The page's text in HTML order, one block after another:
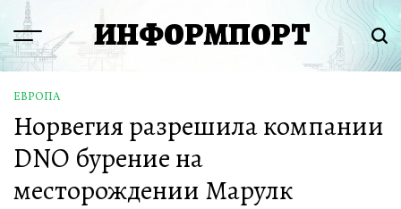
Перейти
содержимому
Menu ИНФОРМПОРТ
ОПУБЛИКОВАНО
В
ЕВРОПА
Норвегия разрешила компании
DNO бурение на
месторождении Марулк